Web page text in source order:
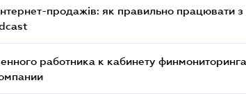
продажів: як правильно
работника к кабинету